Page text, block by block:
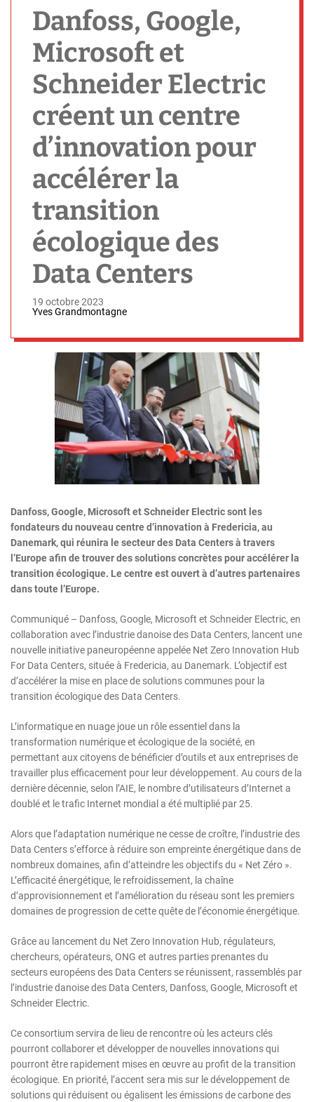
Danfoss, Google,
Microsoft et
Schneider Electric
créent un centre
d’innovation pour
accélérer la
transition
écologique des
Data Centers
19 octobre 2023
Yves Grandmontagne
Danfoss, Google, Microsoft et Schneider Electric sont les
fondateurs du nouveau centre d’innovation à Fredericia, au
Danemark, qui réunira le secteur des Data Centers à travers
l’Europe afin de trouver des solutions concrètes pour accélérer la
transition écologique. Le centre est ouvert à d’autres partenaires
dans toute l’Europe.
Communiqué – Danfoss, Google, Microsoft et Schneider Electric, en
collaboration avec l’industrie danoise des Data Centers, lancent une
nouvelle initiative paneuropéenne appelée Net Zero Innovation Hub
For Data Centers, située à Fredericia, au Danemark. L’objectif est
d’accélérer la mise en place de solutions communes pour la
transition écologique des Data Centers.
L’informatique en nuage joue un rôle essentiel dans la
transformation numérique et écologique de la société, en
permettant aux citoyens de bénéficier d’outils et aux entreprises de
travailler plus efficacement pour leur développement. Au cours de la
dernière décennie, selon l’AIE, le nombre d’utilisateurs d’Internet a
doublé et le trafic Internet mondial a été multiplié par 25.
Alors que l’adaptation numérique ne cesse de croître, l’industrie des
Data Centers s’efforce à réduire son empreinte énergétique dans de
nombreux domaines, afin d’atteindre les objectifs du « Net Zéro ».
L’efficacité énergétique, le refroidissement, la chaîne
d’approvisionnement et l’amélioration du réseau sont les premiers
domaines de progression de cette quête de l’économie énergétique.
Grâce au lancement du Net Zero Innovation Hub, régulateurs,
chercheurs, opérateurs, ONG et autres parties prenantes du
secteurs européens des Data Centers se réunissent, rassemblés par
l’industrie danoise des Data Centers, Danfoss, Google, Microsoft et
Schneider Electric.
Ce consortium servira de lieu de rencontre où les acteurs clés
pourront collaborer et développer de nouvelles innovations qui
pourront être rapidement mises en œuvre au profit de la transition
écologique. En priorité, l’accent sera mis sur le développement de
solutions qui réduisent ou égalisent les émissions de carbone des